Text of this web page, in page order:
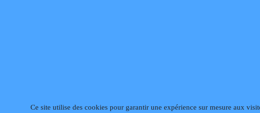
02 99 868 868 Fax 02 99 868 869 Contact mail Site hébergé par Infomaniak
Ce site utilise des cookies pour garantir une expérience sur mesure aux